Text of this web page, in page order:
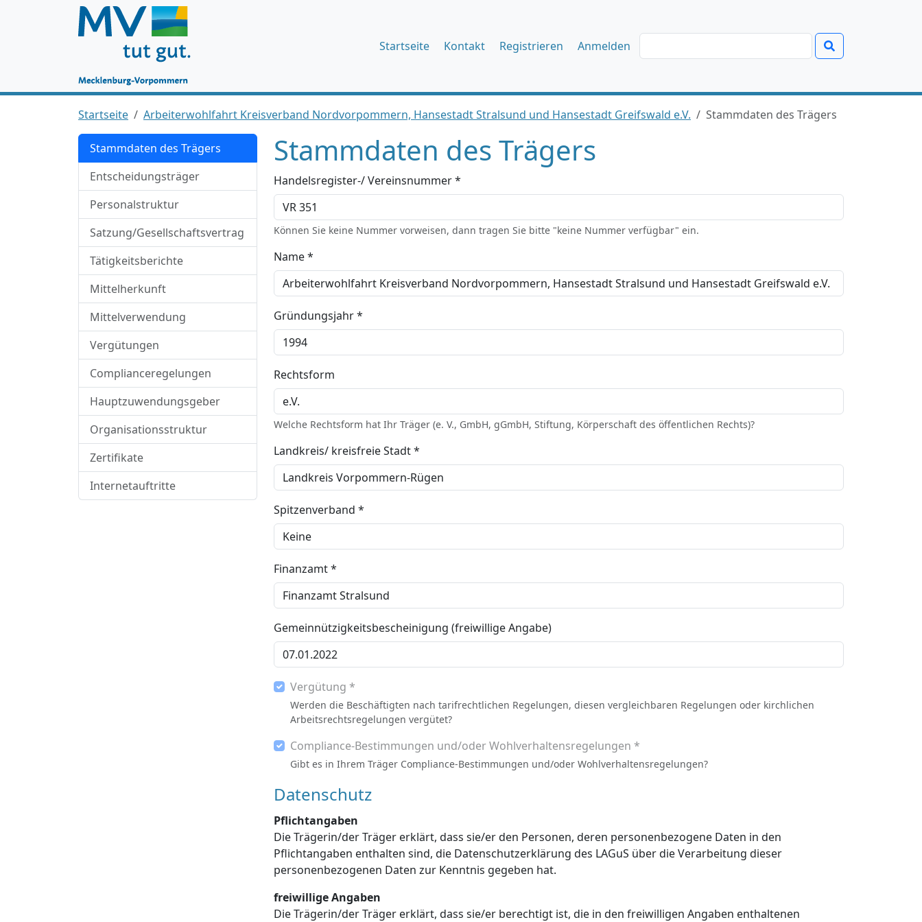
Startseite Kontakt Registrieren Anmelden
Startseite Arbeiterwohlfahrt Kreisverband Nordvorpommern, Hansestadt Stralsund und Hansestadt Greifswald e.V. Stammdaten des Trägers
Stammdaten des Trägers
Entscheidungsträger
Personalstruktur
Satzung/Gesellschaftsvertrag
Tätigkeitsberichte
Mittelherkunft
Mittelverwendung
Vergütungen
Complianceregelungen
Hauptzuwendungsgeber
Organisationsstruktur
Zertifikate
Internetauftritte
Stammdaten des Trägers
Handelsregister-/ Vereinsnummer *
Können Sie keine Nummer vorweisen, dann tragen Sie bitte "keine Nummer verfügbar" ein.
Name *
Gründungsjahr *
Rechtsform
Welche Rechtsform hat Ihr Träger (e. V., GmbH, gGmbH, Stiftung, Körperschaft des öffentlichen Rechts)?
Landkreis/ kreisfreie Stadt *
Spitzenverband *
Finanzamt *
Gemeinnützigkeitsbescheinigung (freiwillige Angabe)
Vergütung *
Werden die Beschäftigten nach tarifrechtlichen Regelungen, diesen vergleichbaren Regelungen oder kirchlichen
Arbeitsrechtsregelungen vergütet?
Compliance-Bestimmungen und/oder Wohlverhaltensregelungen *
Gibt es in Ihrem Träger Compliance-Bestimmungen und/oder Wohlverhaltensregelungen?
Datenschutz
Pflichtangaben
Die Trägerin/der Träger erklärt, dass sie/er den Personen, deren personenbezogene Daten in den
Pflichtangaben enthalten sind, die Datenschutzerklärung des LAGuS über die Verarbeitung dieser
personenbezogenen Daten zur Kenntnis gegeben hat.
freiwillige Angaben
Die Trägerin/der Träger erklärt, dass sie/er berechtigt ist, die in den freiwilligen Angaben enthaltenen